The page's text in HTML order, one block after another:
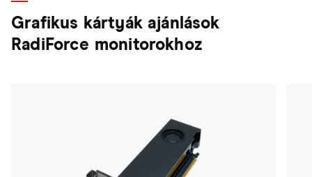
Grafikus kártyák ajánlások
RadiForce monitorokhoz